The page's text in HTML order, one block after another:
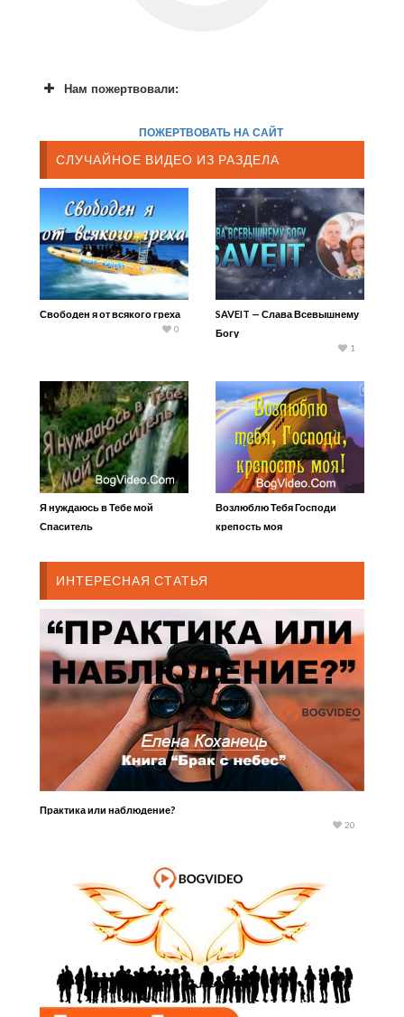
Нам пожертвовали:
ПОЖЕРТВОВАТЬ НА САЙТ
СЛУЧАЙНОЕ ВИДЕО ИЗ РАЗДЕЛА
Свободен я от всякого греха
0
SAVEIT — Слава Всевышнему
Богу
1
Я нуждаюсь в Тебе мой
Спаситель
Возлюблю Тебя Господи
крепость моя
ИНТЕРЕСНАЯ СТАТЬЯ
Практика или наблюдение?
20